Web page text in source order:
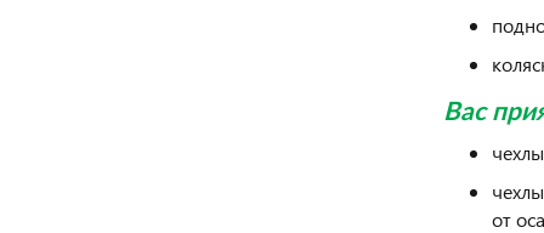
Вас
от